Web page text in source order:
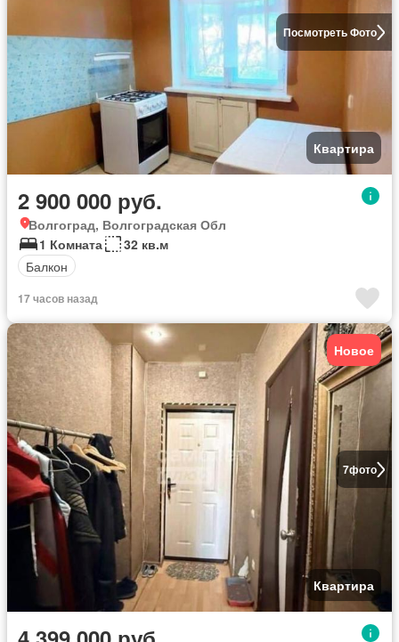
Посмотреть Фото
Квартира
2 900 000 руб.
Волгоград, Волгоградская Обл
1 Комната
32 кв.м
Балкон
17 часов назад
7фото
Новое
Квартира